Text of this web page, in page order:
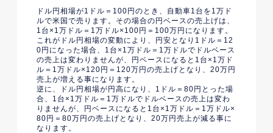
ドル円相場が1ドル＝100円のとき、自動車1台を1万ド
ルで米国で売ります。その場合の円ベースの売上げは、
1台×1万ドル＝1万ドル×100円＝100万円になります。
これがドル円相場の変動により、円安となり1ドル＝12
0円になった場合、1台×1万ドル＝1万ドルでドルベース
の売上は変わりませんが、円ベースになると1台×1万ド
ル＝1万ドル×120円＝120万円の売上げとなり、20万円
売上が増える事になります。
逆に、ドル円相場が円高になり、1ドル＝80円とった場
合、1台×1万ドル＝1万ドルでドルベースの売上は変わ
りませんが、円ベースになると1台×1万ドル＝1万ドル×
80円＝80万円の売上げとなり、20万円売上が減る事に
なります。